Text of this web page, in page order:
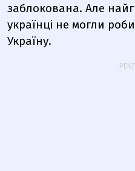
заблокована. Але
українці не могли
Україну.